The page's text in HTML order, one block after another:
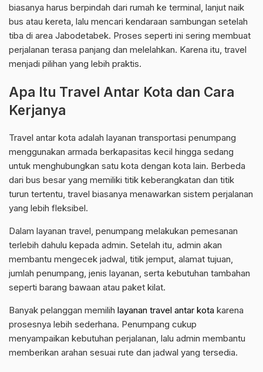
biasanya harus berpindah dari rumah ke terminal, lanjut naik
bus atau kereta, lalu mencari kendaraan sambungan setelah
tiba di area Jabodetabek. Proses seperti ini sering membuat
perjalanan terasa panjang dan melelahkan. Karena itu, travel
menjadi pilihan yang lebih praktis.
Apa Itu Travel Antar Kota dan Cara
Kerjanya
Travel antar kota adalah layanan transportasi penumpang
menggunakan armada berkapasitas kecil hingga sedang
untuk menghubungkan satu kota dengan kota lain. Berbeda
dari bus besar yang memiliki titik keberangkatan dan titik
turun tertentu, travel biasanya menawarkan sistem perjalanan
yang lebih fleksibel.
Dalam layanan travel, penumpang melakukan pemesanan
terlebih dahulu kepada admin. Setelah itu, admin akan
membantu mengecek jadwal, titik jemput, alamat tujuan,
jumlah penumpang, jenis layanan, serta kebutuhan tambahan
seperti barang bawaan atau paket kilat.
Banyak pelanggan memilih layanan travel antar kota karena
prosesnya lebih sederhana. Penumpang cukup
menyampaikan kebutuhan perjalanan, lalu admin membantu
memberikan arahan sesuai rute dan jadwal yang tersedia.